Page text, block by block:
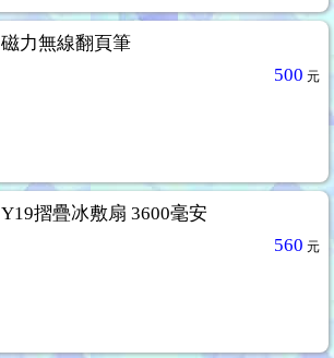
磁力無線翻頁筆
500 元
Y19摺疊冰敷扇 3600毫安
560 元